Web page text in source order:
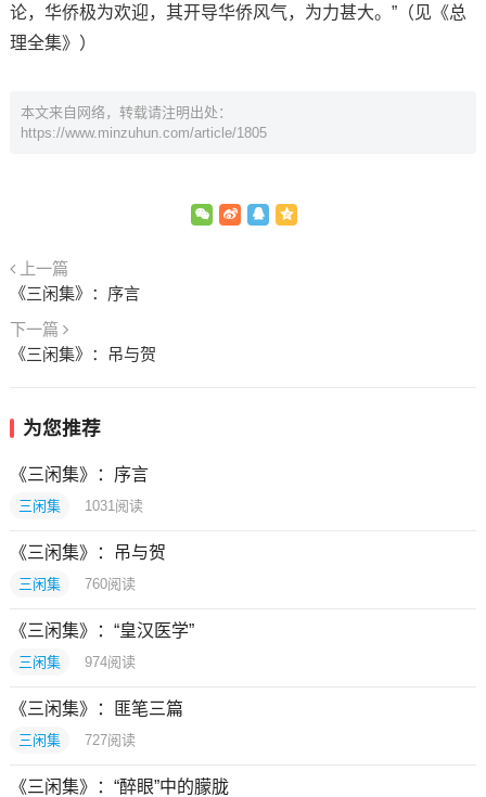
论，华侨极为欢迎，其开导华侨风气，为力甚大。”（见《总
理全集》）
本文来自网络，转载请注明出处：
https://www.minzuhun.com/article/1805
上一篇
《三闲集》：序言
下一篇
《三闲集》：吊与贺
为您推荐
《三闲集》：序言
三闲集 1031 阅读
《三闲集》：吊与贺
三闲集 760阅读
《三闲集》：“皇汉医学”
三闲集 974阅读
《三闲集》：匪笔三篇
三闲集 727阅读
《三闲集》：“醉眼”中的朦胧